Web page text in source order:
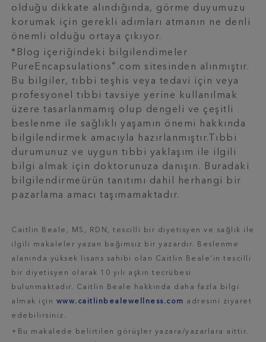
olduğu dikkate alındığında, görme duyumuzu
korumak için gerekli adımları atmanın ne denli
önemli olduğu ortaya çıkıyor.
*Blog içeriğindeki bilgilendimeler
PureEncapsulations ® .com sitesinden alınmıştır.
Bu bilgiler, tıbbi teşhis veya tedavi için veya
profesyonel tıbbi tavsiye yerine kullanılmak
üzere tasarlanmamış olup dengeli ve çeşitli
beslenme ile sağlıklı yaşamın önemi hakkında
bilgilendirmek amacıyla hazırlanmıştır.Tıbbi
durumunuz ve uygun tıbbi yaklaşım ile ilgili
bilgi almak için doktorunuza danışın. Buradaki
bilgilendirmeürün tanıtımı dahil herhangi bir
pazarlama amacı taşımamaktadır.
Caitlin Beale, MS, RDN, tescilli bir diyetisyen ve sağlık ile
ilgili makaleler yazan bağımsız bir yazardır. Beslenme
alanında yüksek lisans sahibi olan Caitlin Beale’in tescilli
bir diyetisyen olarak 10 yılı aşkın tecrübesi
bulunmaktadır. Caitlin Beale hakkında daha fazla bilgi
almak için www.caitlinbealewellness.com adresini ziyaret
edebilirsiniz.
+Bu makalede belirtilen görüşler yazara/yazarlara aittir.